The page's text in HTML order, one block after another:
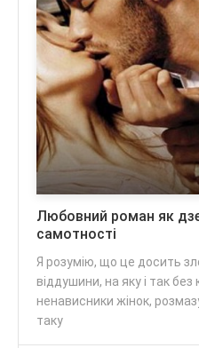
Любовний роман як
самотності
Я розумію, що це досить
віддушини, на яку і так без
ненависники жінок,
таку